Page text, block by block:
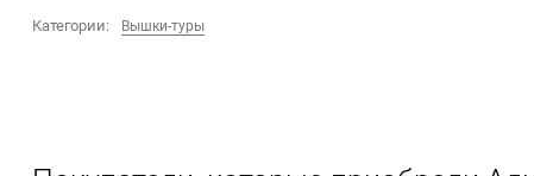
Категории: Вышки-туры